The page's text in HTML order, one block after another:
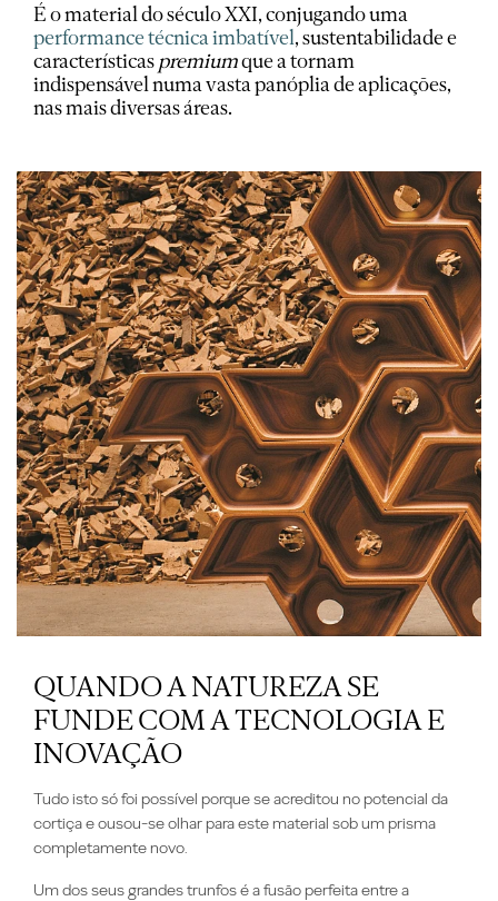
É o material do século XXI, conjugando uma
performance técnica imbatível, sustentabilidade e
característicaspremiumque a tornam
indispensável numa vasta panóplia de aplicações,
nas mais diversas áreas.
QUANDO A NATUREZA SE
FUNDE COM A TECNOLOGIA E
INOVAÇÃO
Tudo isto só foi possível porque se acreditou no potencial da
cortiça e ousou-se olhar para este material sob um prisma
completamente novo.
Um dos seus grandes trunfos é a fusão perfeita entre a